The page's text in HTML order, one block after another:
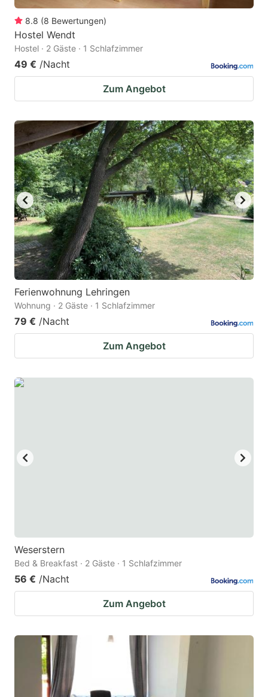
8.8 (8 Bewertungen)
Hostel Wendt
Hostel · 2 Gäste · 1 Schlafzimmer
49 € /Nacht
Zum Angebot
Ferienwohnung Lehringen
Wohnung · 2 Gäste · 1 Schlafzimmer
79 € /Nacht
Zum Angebot
Weserstern
Bed & Breakfast · 2 Gäste · 1 Schlafzimmer
56 € /Nacht
Zum Angebot